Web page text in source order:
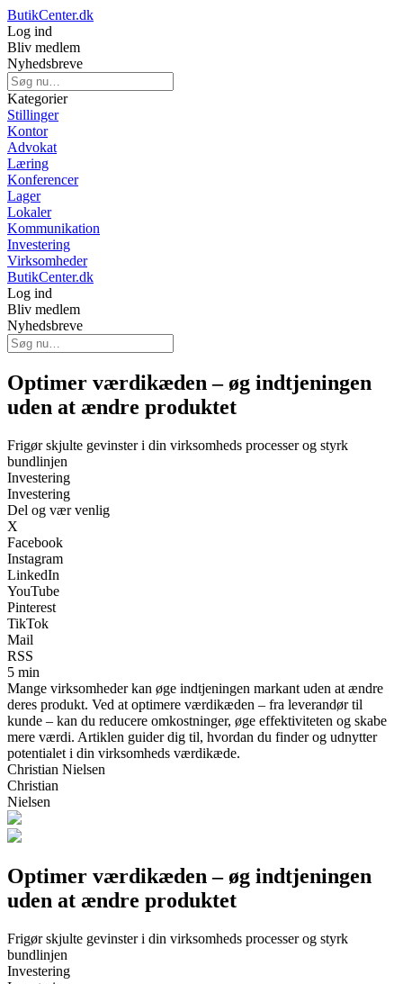
ButikCenter.dk
Log ind
Bliv medlem
Nyhedsbreve
Kategorier
Stillinger
Kontor
Advokat
Læring
Konferencer
Lager
Lokaler
Kommunikation
Investering
Virksomheder
ButikCenter.dk
Log ind
Bliv medlem
Nyhedsbreve
Optimer værdikæden – øg indtjeningen
uden at ændre produktet
Frigør skjulte gevinster i din virksomheds processer og styrk
bundlinjen
Investering
Investering
Del og vær venlig
X
Facebook
Instagram
LinkedIn
YouTube
Pinterest
TikTok
Mail
RSS
5 min
Mange virksomheder kan øge indtjeningen markant uden at ændre
deres produkt. Ved at optimere værdikæden – fra leverandør til
kunde – kan du reducere omkostninger, øge effektiviteten og skabe
mere værdi. Artiklen guider dig til, hvordan du finder og udnytter
potentialet i din virksomheds værdikæde.
Christian Nielsen
Christian
Nielsen
Optimer værdikæden – øg indtjeningen
uden at ændre produktet
Frigør skjulte gevinster i din virksomheds processer og styrk
bundlinjen
Investering